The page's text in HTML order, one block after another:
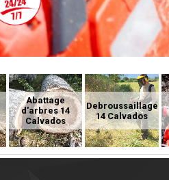
Abattage
d'arbres 14
Calvados
Debroussaillage
14 Calvados